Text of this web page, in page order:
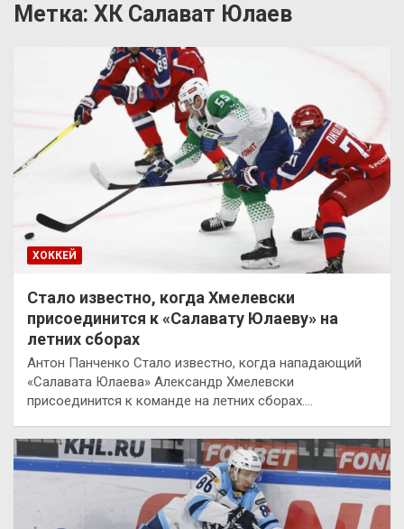
Метка: ХК Салават Юлаев
ХОККЕЙ
Стало известно, когда Хмелевски
присоединится к «Салавату Юлаеву» на
летних сборах
Антон Панченко Стало известно, когда нападающий
«Салавата Юлаева» Александр Хмелевски
присоединится к команде на летних сборах.…